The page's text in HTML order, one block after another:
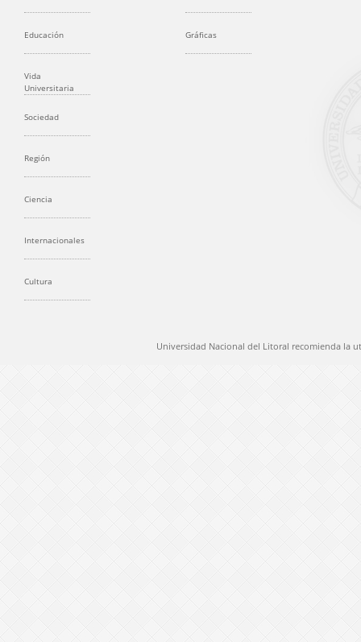
Educación
Vida
Universitaria
Sociedad
Región
Ciencia
Internacionales
Cultura
Gráficas
Universidad Nacional del Litoral recomienda la
@ 2012 Universidad